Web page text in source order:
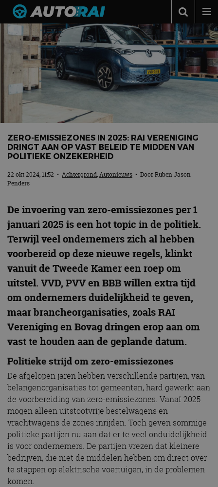
Autonieuws
Podcast
Autotests
Automerken
Adverteren
Contact
MotorRAI.nl
ZERO-EMISSIEZONES IN 2025: RAI VERENIGING
DRINGT AAN OP VAST BELEID TE MIDDEN VAN
POLITIEKE ONZEKERHEID
22 okt 2024, 11:52 • Achtergrond,Autonieuws • DoorRuben Jason
Penders
De invoering van zero-emissiezones per 1
januari 2025 is een hot topic in de politiek.
Terwijl veel ondernemers zich al hebben
voorbereid op deze nieuwe regels, klinkt
vanuit de Tweede Kamer een roep om
uitstel. VVD, PVV en BBB willen extra tijd
om ondernemers duidelijkheid te geven,
maar brancheorganisaties, zoals RAI
Vereniging en Bovag dringen erop aan om
vast te houden aan de geplande datum.
Politieke strijd om zero-emissiezones
De afgelopen jaren hebben verschillende partijen, van
belangenorganisaties tot gemeenten, hard gewerkt aan
de voorbereiding van zero-emissiezones. Vanaf 2025
mogen alleen uitstootvrije bestelwagens en
vrachtwagens de zones inrijden. Toch geven sommige
politieke partijen nu aan dat er te veel onduidelijkheid
is voor ondernemers. De partijen vrezen dat kleinere
bedrijven, die niet de middelen hebben om direct over
te stappen op elektrische voertuigen, in de problemen
komen.